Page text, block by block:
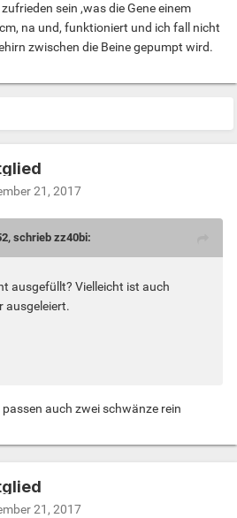
sein ,was die Gene einem
na und, funktioniert und ich fall nicht
zwischen die Beine gepumpt wird.
21, 2017
schrieb zz40bi:
ausgefüllt? Vielleicht ist auch
ausgeleiert.
auch zwei schwänze rein
21, 2017